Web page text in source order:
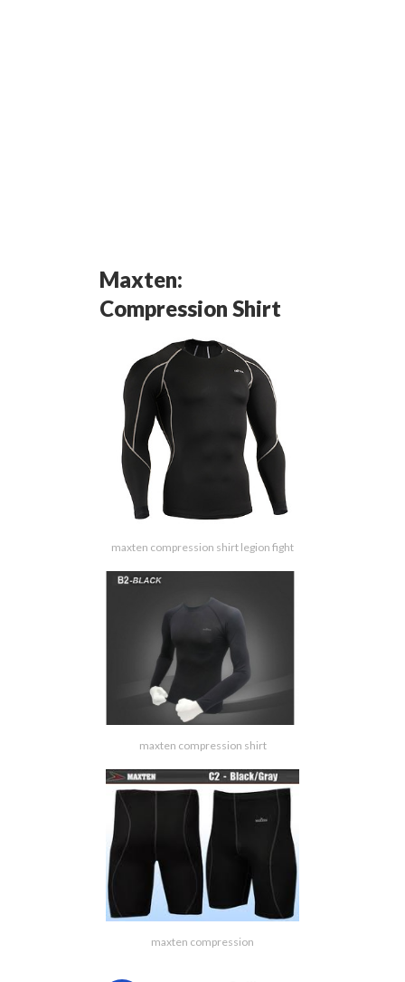
Maxten:
Compression Shirt
maxten compression shirt legion fight
maxten compression shirt
maxten compression